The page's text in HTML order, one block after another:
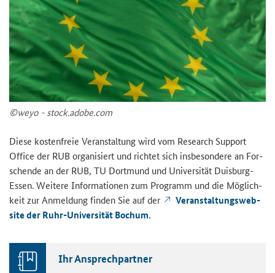
©weyo - stock.adobe.com
Diese kos­ten­freie Ver­an­stal­tung wird vom Research Support
Office der RUB or­ga­ni­siert und rich­tet sich ins­be­son­de­re an For­
schen­de an der RUB, TU Dort­mund und Uni­ver­si­tät Duisburg-​
Essen. Wei­te­re In­for­ma­tio­nen zum Pro­gramm und die Mög­lich­
keit zur An­mel­dung fin­den Sie auf der
Ver­an­stal­tungs­web­
site der Ruhr-​Universität Bo­chum.
Ihr An­sprech­part­ner